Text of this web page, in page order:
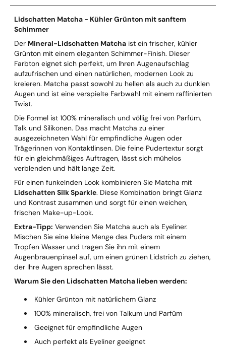
Lidschatten Matcha - Kühler Grünton mit sanftem
Schimmer
Der Mineral-Lidschatten Matcha ist ein frischer, kühler
Grünton mit einem eleganten Schimmer-Finish. Dieser
Farbton eignet sich perfekt, um Ihren Augenaufschlag
aufzufrischen und einen natürlichen, modernen Look zu
kreieren. Matcha passt sowohl zu hellen als auch zu dunklen
Augen und ist eine verspielte Farbwahl mit einem raffinierten
Twist.
Die Formel ist 100% mineralisch und völlig frei von Parfüm,
Talk und Silikonen. Das macht Matcha zu einer
ausgezeichneten Wahl für empfindliche Augen oder
Trägerinnen von Kontaktlinsen. Die feine Pudertextur sorgt
für ein gleichmäßiges Auftragen, lässt sich mühelos
verblenden und hält lange Zeit.
Für einen funkelnden Look kombinieren Sie Matcha mit
Lidschatten Silk Sparkle. Diese Kombination bringt Glanz
und Kontrast zusammen und sorgt für einen weichen,
frischen Make-up-Look.
Extra-Tipp: Verwenden Sie Matcha auch als Eyeliner.
Mischen Sie eine kleine Menge des Puders mit einem
Tropfen Wasser und tragen Sie ihn mit einem
Augenbrauenpinsel auf, um einen grünen Lidstrich zu ziehen,
der Ihre Augen sprechen lässt.
Warum Sie den Lidschatten Matcha lieben werden:
Kühler Grünton mit natürlichem Glanz
100% mineralisch, frei von Talkum und Parfüm
Geeignet für empfindliche Augen
Auch perfekt als Eyeliner geeignet